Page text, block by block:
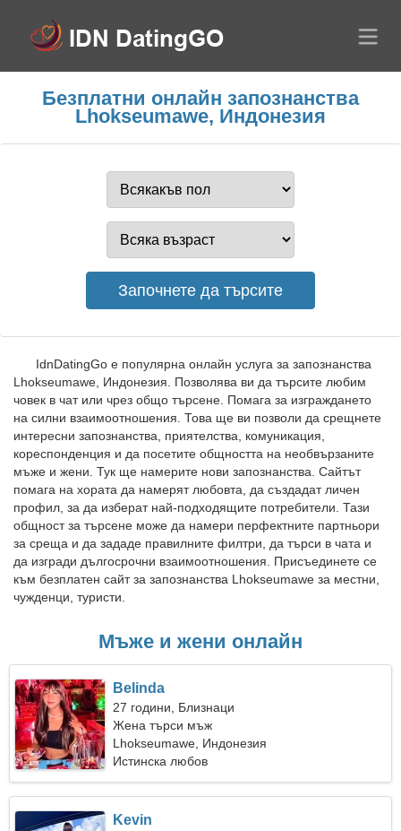
Безплатни онлайн запознанства
Lhokseumawe, Индонезия
IdnDatingGo е популярна онлайн услуга за запознанства
Lhokseumawe, Индонезия. Позволява ви да търсите любим
човек в чат или чрез общо търсене. Помага за изграждането
на силни взаимоотношения. Това ще ви позволи да срещнете
интересни запознанства, приятелства, комуникация,
кореспонденция и да посетите общността на необвързаните
мъже и жени. Тук ще намерите нови запознанства. Сайтът
помага на хората да намерят любовта, да създадат личен
профил, за да изберат най-подходящите потребители. Тази
общност за търсене може да намери перфектните партньори
за среща и да зададе правилните филтри, да търси в чата и
да изгради дългосрочни взаимоотношения. Присъединете се
към безплатен сайт за запознанства Lhokseumawe за местни,
чужденци, туристи.
Мъже и жени онлайн
Belinda
27 години, Близнаци
Жена търси мъж
Lhokseumawe, Индонезия
Истинска любов
Kevin